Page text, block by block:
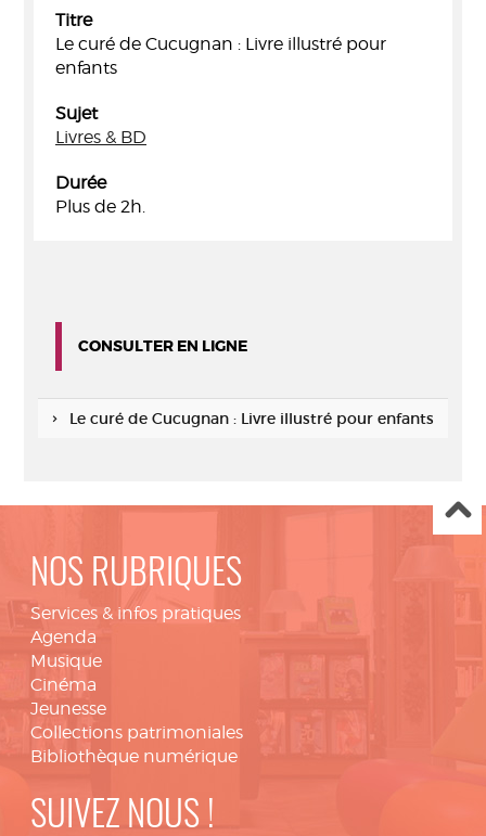
Titre
Le curé de Cucugnan : Livre illustré pour
enfants
Sujet
Livres & BD
Durée
Plus de 2h.
CONSULTER EN LIGNE
Le curé de Cucugnan : Livre illustré pour enfants
NOS RUBRIQUES
Services & infos pratiques
Agenda
Musique
Cinéma
Jeunesse
Collections patrimoniales
Bibliothèque numérique
SUIVEZ NOUS !